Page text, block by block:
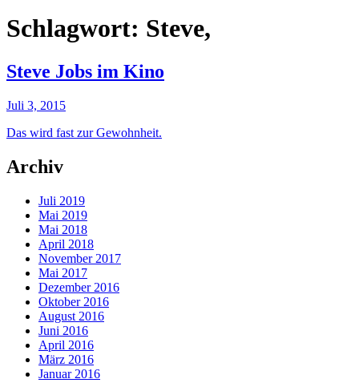
Schlagwort: Steve,
Steve Jobs im Kino
Juli 3, 2015
Das wird fast zur Gewohnheit.
Archiv
Juli 2019
Mai 2019
Mai 2018
April 2018
November 2017
Mai 2017
Dezember 2016
Oktober 2016
August 2016
Juni 2016
April 2016
März 2016
Januar 2016